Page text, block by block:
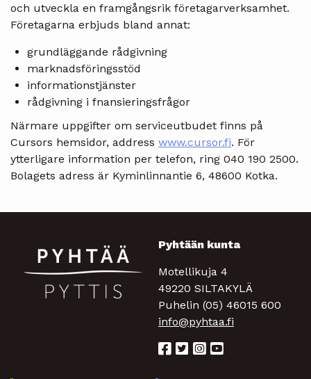
och utveckla en framgångsrik företagarverksamhet.
Företagarna erbjuds bland annat:
grundläggande rådgivning
marknadsföringsstöd
informationstjänster
rådgivning i fnansieringsfrågor
Närmare uppgifter om serviceutbudet finns på
Cursors hemsidor, address www.cursor.fi. För
ytterligare information per telefon, ring 040 190 2500.
Bolagets adress är Kyminlinnantie 6, 48600 Kotka.
Pyhtään kunta
Motellikuja 4
49220 SILTAKYLÄ
Puhelin (05) 46015 600
info@pyhtaa.fi